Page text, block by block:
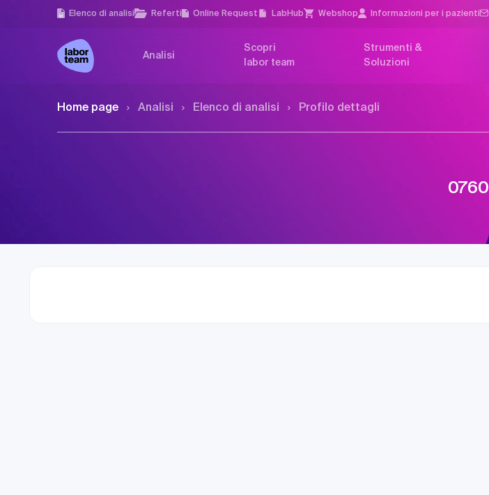
Elenco di analisi Referti Online Request LabHub Webshop Informazioni per i pazienti
Analisi
Scopri
labor team
Strumenti &
Soluzioni
Home page Analisi Elenco di analisi Profilo dettagli
0760